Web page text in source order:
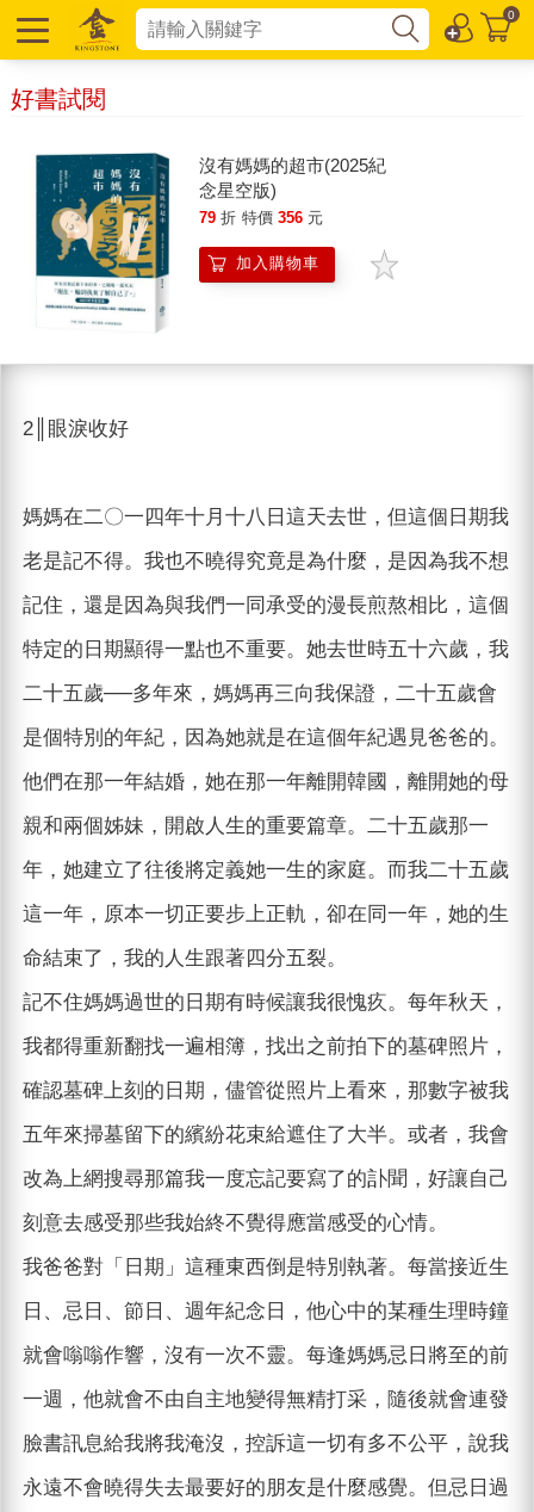
0
好書試閱
沒有媽媽的超市(2025紀
念星空版)
79 折 特價 356 元
加入購物車
2║眼淚收好
媽媽在二〇一四年十月十八日這天去世，但這個日期我
老是記不得。我也不曉得究竟是為什麼，是因為我不想
記住，還是因為與我們一同承受的漫長煎熬相比，這個
特定的日期顯得一點也不重要。她去世時五十六歲，我
二十五歲──多年來，媽媽再三向我保證，二十五歲會
是個特別的年紀，因為她就是在這個年紀遇見爸爸的。
他們在那一年結婚，她在那一年離開韓國，離開她的母
親和兩個姊妹，開啟人生的重要篇章。二十五歲那一
年，她建立了往後將定義她一生的家庭。而我二十五歲
這一年，原本一切正要步上正軌，卻在同一年，她的生
命結束了，我的人生跟著四分五裂。
記不住媽媽過世的日期有時候讓我很愧疚。每年秋天，
我都得重新翻找一遍相簿，找出之前拍下的墓碑照片，
確認墓碑上刻的日期，儘管從照片上看來，那數字被我
五年來掃墓留下的繽紛花束給遮住了大半。或者，我會
改為上網搜尋那篇我一度忘記要寫了的訃聞，好讓自己
刻意去感受那些我始終不覺得應當感受的心情。
我爸爸對「日期」這種東西倒是特別執著。每當接近生
日、忌日、節日、週年紀念日，他心中的某種生理時鐘
就會嗡嗡作響，沒有一次不靈。每逢媽媽忌日將至的前
一週，他就會不由自主地變得無精打采，隨後就會連發
臉書訊息給我將我淹沒，控訴這一切有多不公平，說我
永遠不會曉得失去最要好的朋友是什麼感覺。但忌日過